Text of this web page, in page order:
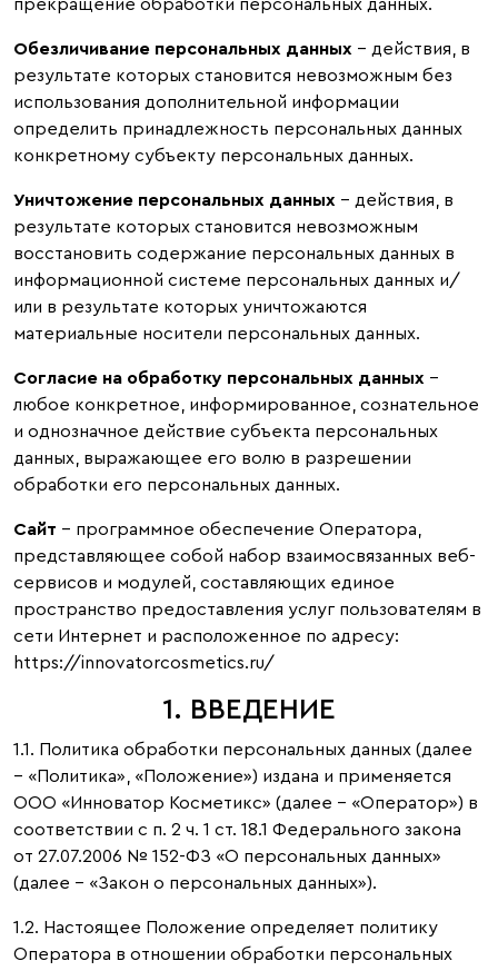
прекращение обработки персональных данных.
Обезличивание персональных данных – действия, в
результате которых становится невозможным без
использования дополнительной информации
определить принадлежность персональных данных
конкретному субъекту персональных данных.
Уничтожение персональных данных – действия, в
результате которых становится невозможным
восстановить содержание персональных данных в
информационной системе персональных данных и/
или в результате которых уничтожаются
материальные носители персональных данных.
Согласие на обработку персональных данных –
любое конкретное, информированное, сознательное
и однозначное действие субъекта персональных
данных, выражающее его волю в разрешении
обработки его персональных данных.
Сайт – программное обеспечение Оператора,
представляющее собой набор взаимосвязанных веб-
сервисов и модулей, составляющих единое
пространство предоставления услуг пользователям в
сети Интернет и расположенное по адресу:
https://innovatorcosmetics.ru/
1. ВВЕДЕНИЕ
1.1. Политика обработки персональных данных (далее
– «Политика», «Положение») издана и применяется
ООО «Инноватор Косметикс» (далее – «Оператор») в
соответствии с п. 2 ч. 1 ст. 18.1 Федерального закона
от 27.07.2006 № 152-ФЗ «О персональных данных»
(далее – «Закон о персональных данных»).
1.2. Настоящее Положение определяет политику
Оператора в отношении обработки персональных